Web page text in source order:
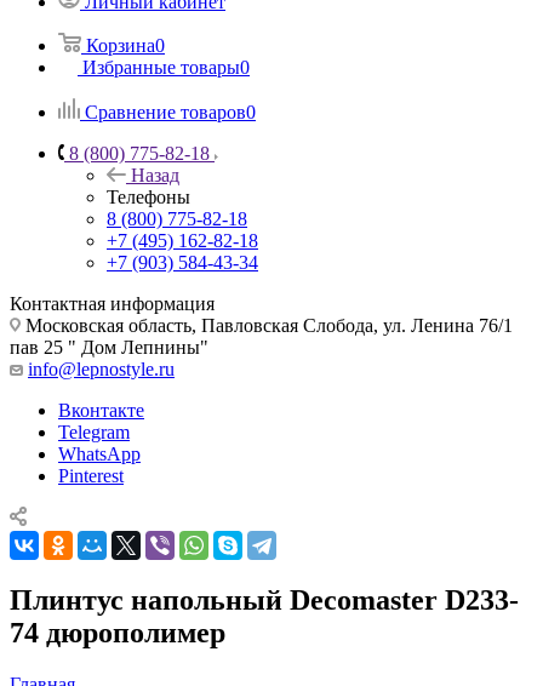
Корзина0
Избранные товары0
Сравнение товаров0
8 (800) 775-82-18
Назад
Телефоны
8 (800) 775-82-18
+7 (495) 162-82-18
+7 (903) 584-43-34
Контактная информация
Московская область, Павловская Слобода, ул. Ленина 76/1
пав 25 " Дом Лепнины"
info@lepnostyle.ru
Вконтакте
Telegram
WhatsApp
Pinterest
Плинтус напольный Decomaster D233-
74 дюрополимер